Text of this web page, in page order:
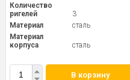
Количество
ригелей
3
Материал
сталь
Материал
корпуса
сталь
В корзину